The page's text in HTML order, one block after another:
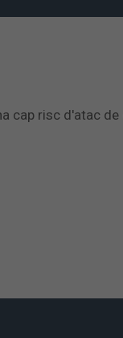
cap risc d'atac de